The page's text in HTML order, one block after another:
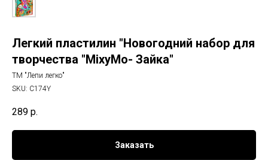
Легкий пластилин "Новогодний набор для
творчества "MixyMo- Зайка"
ТМ "Лепи легко"
SKU: С174Y
289 р.
Заказать